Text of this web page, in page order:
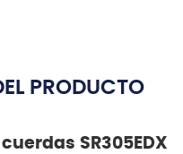
PRODUCTO
SR305EDX